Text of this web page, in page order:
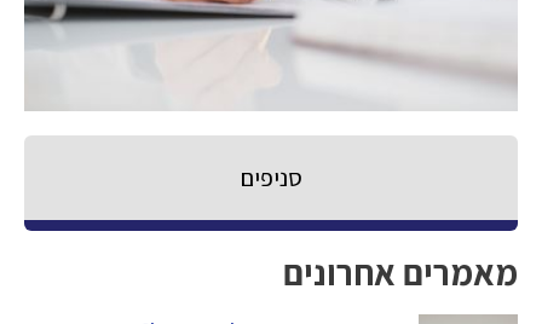
סניפים
מאמרים אחרונים